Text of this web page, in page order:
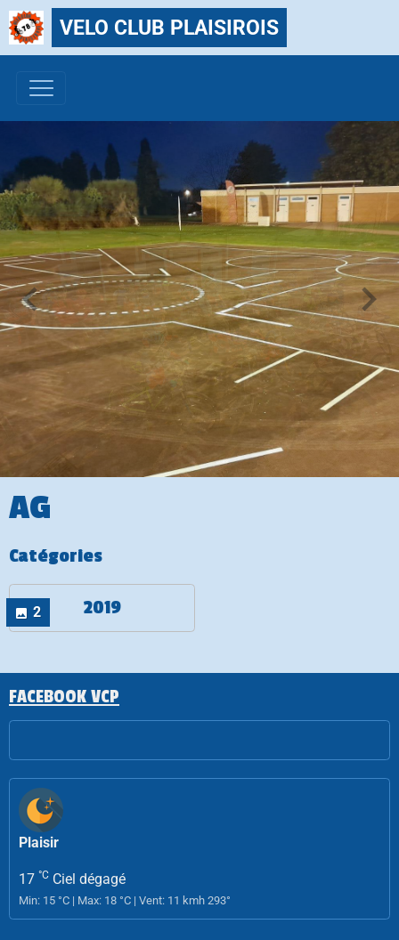
VELO CLUB PLAISIROIS
AG
Catégories
2 2019
FACEBOOK VCP
Plaisir
17 °C Ciel dégagé
Min: 15 °C | Max: 18 °C | Vent: 11 kmh 293°